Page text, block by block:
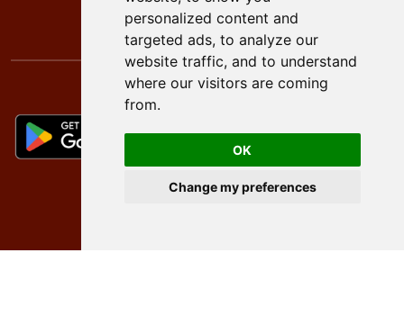
personalized content and
targeted ads, to analyze our
website traffic, and to understand
where our visitors are coming
from.
OK
Change my preferences